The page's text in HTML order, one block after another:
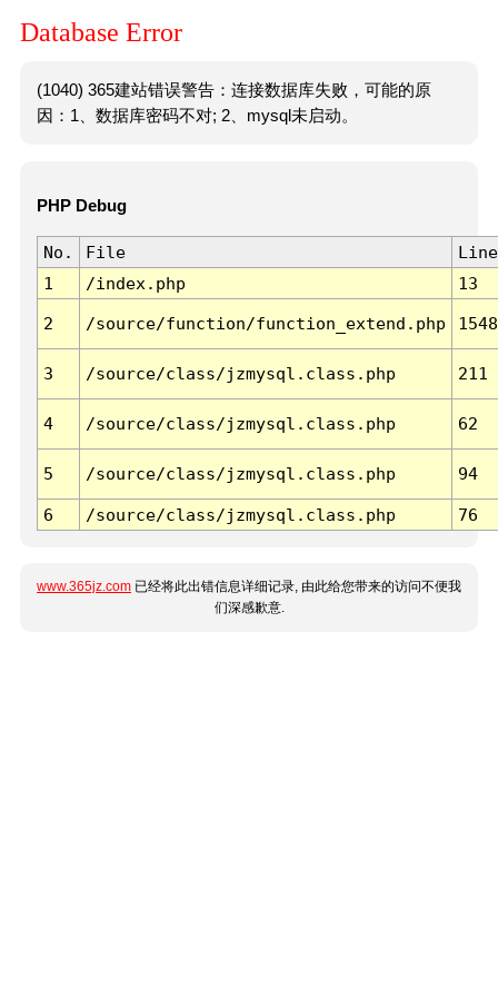
Database Error
(1040) 365建站错误警告：连接数据库失败，可能的原
因：1、数据库密码不对; 2、mysql未启动。
PHP Debug
No. File
Line
1
/index.php 13
2 /source/function/function_extend.php 1548
3 /source/class/jzmysql.class.php 211
4 /source/class/jzmysql.class.php 62
5 /source/class/jzmysql.class.php 94
6 /source/class/jzmysql.class.php 76
www.365jz.com 已经将此出错信息详细记录, 由此给您带来的访问不便我
们深感歉意.